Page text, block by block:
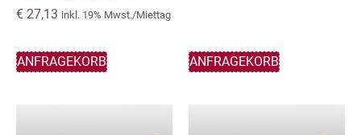
€ 27,13 inkl. 19% Mwst./Miettag
ANFRAGEKORB ANFRAGEKORB